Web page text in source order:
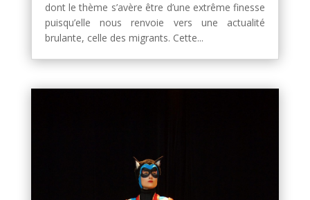
dont le thème s’avère être d’une extrême finesse
puisqu’elle nous renvoie vers une actualité
brulante, celle des migrants. Cette...